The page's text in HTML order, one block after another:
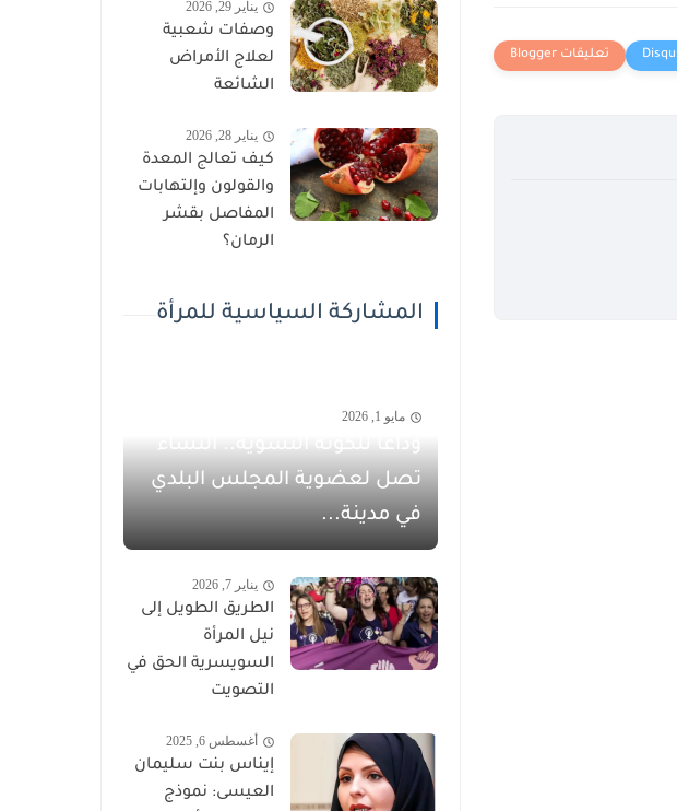
يناير 29, 2026
وصفات شعبية
لعلاج الأمراض
الشائعة
يناير 28, 2026
كيف تعالج المعدة
والقولون وإلتهابات
المفاصل بقشر
الرمان؟
المشاركة السياسية للمرأة
مايو 1, 2026
وداعاً للكوتة النسوية.. النساء
تصل لعضوية المجلس البلدي
في مدينة...
يناير 7, 2026
الطريق الطويل إلى
نيل المرأة
السويسرية الحق في
التصويت
أغسطس 6, 2025
إيناس بنت سليمان
العيسى: نموذج